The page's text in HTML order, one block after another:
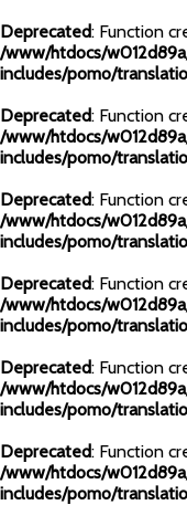
Deprecated: Function
/www/htdocs/
includes/pomo/
Deprecated: Function
/www/htdocs/
includes/pomo/
Deprecated: Function
/www/htdocs/
includes/pomo/
Deprecated: Function
/www/htdocs/
includes/pomo/
Deprecated: Function
/www/htdocs/
includes/pomo/
Deprecated: Function
/www/htdocs/
includes/pomo/